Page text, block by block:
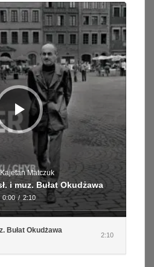
Matczuk
i muz. Bułat Okudżawa
0:00 / 2:10
Bułat Okudżawa
2:10